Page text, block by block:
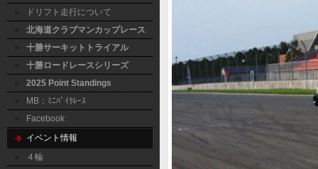
ドリフト走行について
北海道クラブマンカップレース
十勝サーキットトライアル
十勝ロードレースシリーズ
2025 Point Standings
MB：ﾐﾆﾊﾞｲｸﾚｰｽ
Facebook
イベント情報
４輪